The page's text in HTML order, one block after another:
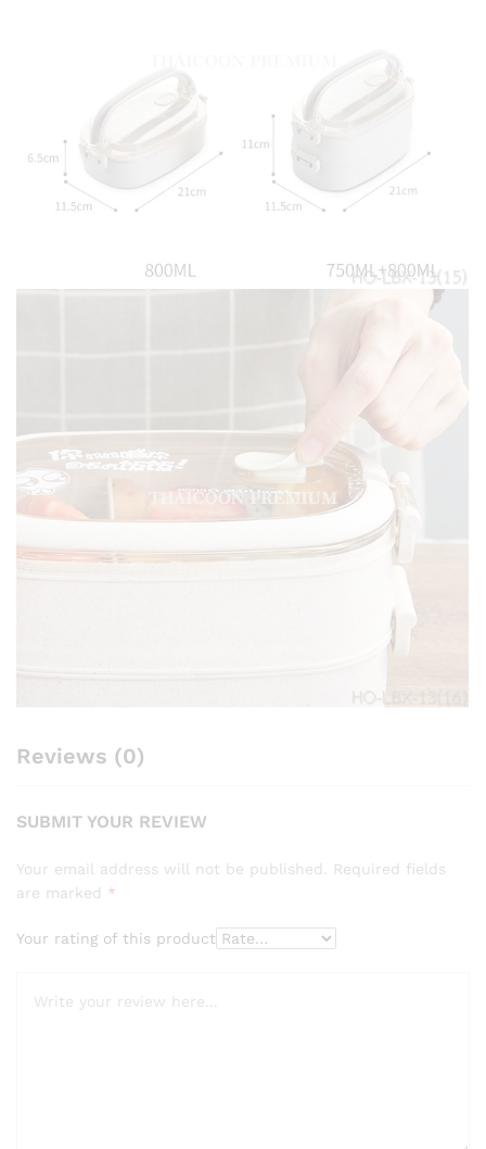
Reviews (0)
SUBMIT YOUR REVIEW
Your email address will not be published.
Required fields
are marked *
Your rating of this product